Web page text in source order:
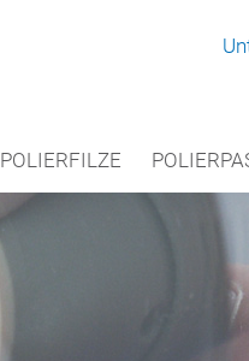
POLIERFILZE